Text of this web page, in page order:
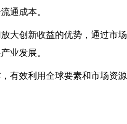
通成本。
创新收益的优势，通过市
业发展。
效利用全球要素和市场资